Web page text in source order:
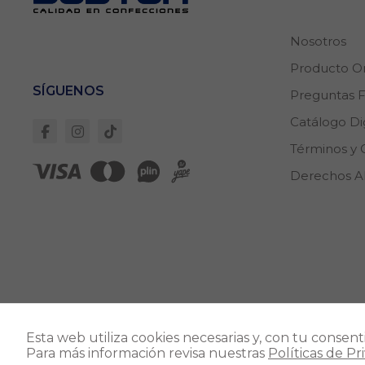
SÍGUENOS
Nosotros
Producto
Preguntas
Catálogo
Términos y
Derechos
Esta web utiliza cookies necesarias y, con tu
Para más información revisa nuestras Políticas de